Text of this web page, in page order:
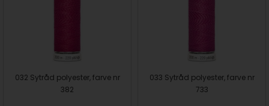
032 Sytråd polyester, farve nr
382
033 Sytråd polyester, farve nr
733